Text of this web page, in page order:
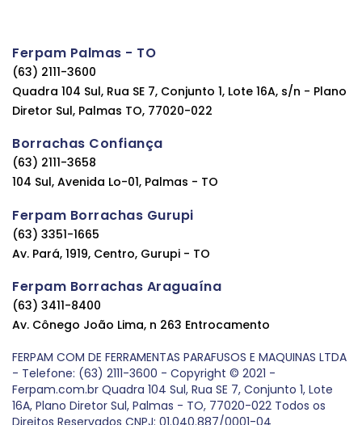
Ferpam Palmas - TO
(63) 2111-3600
Quadra 104 Sul, Rua SE 7, Conjunto 1, Lote 16A, s/n - Plano
Diretor Sul, Palmas TO, 77020-022
Borrachas Confiança
(63) 2111-3658
104 Sul, Avenida Lo-01, Palmas - TO
Ferpam Borrachas Gurupi
(63) 3351-1665
Av. Pará, 1919, Centro, Gurupi - TO
Ferpam Borrachas Araguaína
(63) 3411-8400
Av. Cônego João Lima, n 263 Entrocamento
FERPAM COM DE FERRAMENTAS PARAFUSOS E MAQUINAS LTDA
- Telefone: (63) 2111-3600 - Copyright © 2021 -
Ferpam.com.br Quadra 104 Sul, Rua SE 7, Conjunto 1, Lote
16A, Plano Diretor Sul, Palmas - TO, 77020-022 Todos os
Direitos Reservados CNPJ: 01.040.887/0001-04